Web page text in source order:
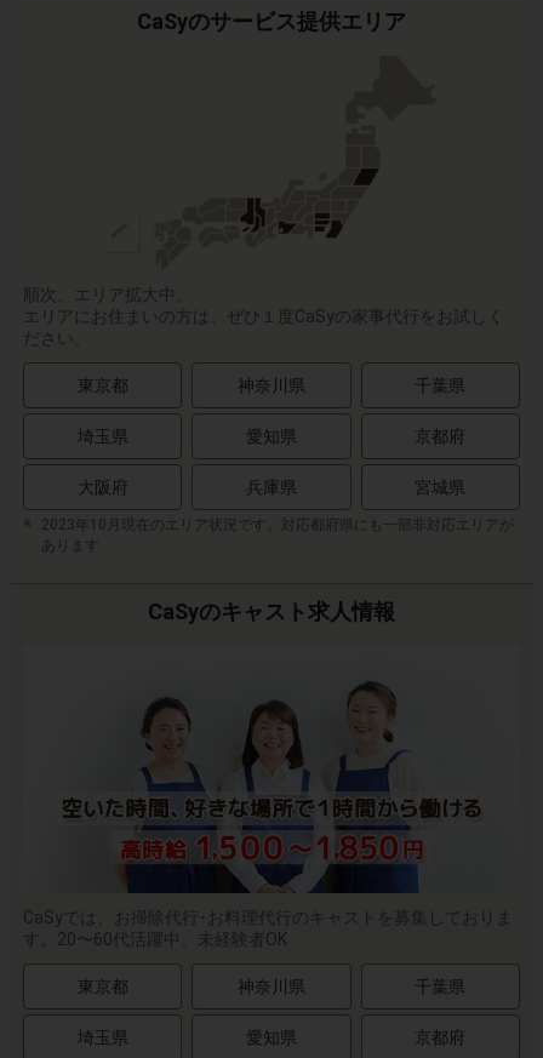
CaSyのサービス提供エリア
順次、エリア拡大中。
エリアにお住まいの方は、ぜひ１度CaSyの家事代行をお試しく
ださい。
東京都 神奈川県 千葉県
埼玉県 愛知県 京都府
大阪府 兵庫県 宮城県
2023年10月現在のエリア状況です。対応都府県にも一部非対応エリアが
あります
CaSyのキャスト求人情報
CaSyでは、お掃除代行･お料理代行のキャストを募集しておりま
す。20〜60代活躍中。未経験者OK
東京都 神奈川県 千葉県
埼玉県 愛知県 京都府